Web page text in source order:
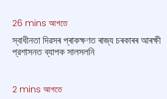
26 mins আগতে
স্বাধীনতা দিৱসৰ প্ৰাকক্ষণত ৰাজ্য চৰকাৰৰ আৰক্ষী
প্রশাসনত ব্যাপক সালসলনি
2 mins আগতে